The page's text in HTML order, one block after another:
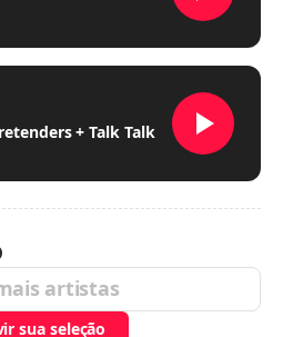
+ Talk Talk
sua seleção